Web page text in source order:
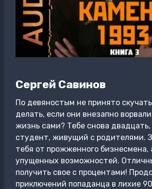
Сергей Савинов
По девяностым не принято
делать, если они внезапно
жизнь сами? Тебе снова
студент, живущий с родителями.
тебя от прожженного бизнесмена,
упущенных возможностей.
получить свое с процентами!
приключений попаданца в лихие